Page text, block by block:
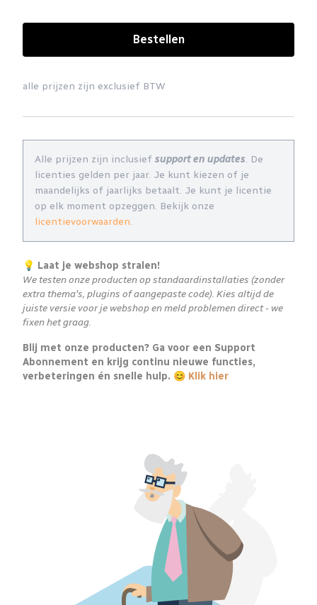
Bestellen
alle prijzen zijn exclusief BTW
Alle prijzen zijn inclusief support en updates. De
licenties gelden per jaar. Je kunt kiezen of je
maandelijks of jaarlijks betaalt. Je kunt je licentie
op elk moment opzeggen. Bekijk onze
licentievoorwaarden.
💡 Laat je webshop stralen!
We testen onze producten op standaardinstallaties (zonder
extra thema's, plugins of aangepaste code). Kies altijd de
juiste versie voor je webshop en meld problemen direct - we
fixen het graag.
Blij met onze producten? Ga voor een Support
Abonnement en krijg continu nieuwe functies,
verbeteringen én snelle hulp. 😊 Klik hier